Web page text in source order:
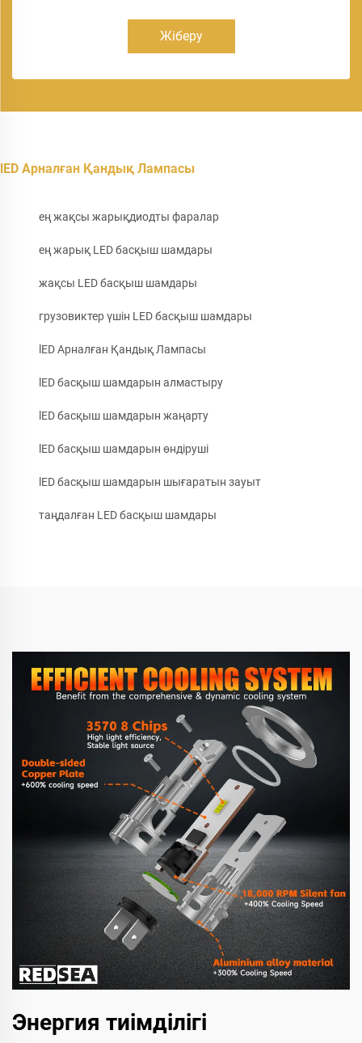
Жіберу
lED Арналған Қандық Лампасы
ең жақсы жарықдиодты фаралар
ең жарық LED басқыш шамдары
жақсы LED басқыш шамдары
грузовиктер үшін LED басқыш шамдары
lED Арналған Қандық Лампасы
lED басқыш шамдарын алмастыру
lED басқыш шамдарын жаңарту
lED басқыш шамдарын өндіруші
lED басқыш шамдарын шығаратын зауыт
таңдалған LED басқыш шамдары
Энергия тиімділігі